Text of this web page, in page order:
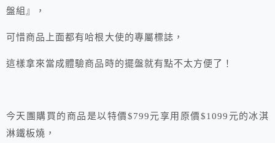
盤組』，
可惜商品上面都有哈根大使的專屬標誌，
這樣拿來當成體驗商品時的擺盤就有點不太方便了！
今天團購買的商品是以特價$799元享用原價$1099元的冰淇
淋鐵板燒，